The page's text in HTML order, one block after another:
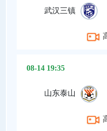
武汉三镇
08-14 19:35
山东泰山